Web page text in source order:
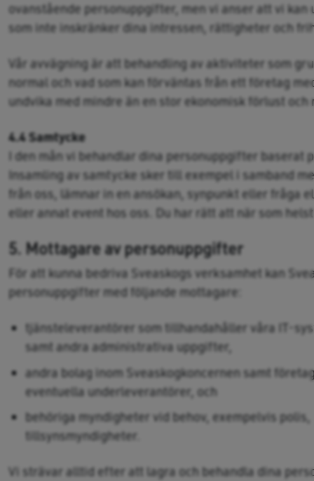
ovanstående personuppgifter, men vi anser att vi
som inte inskränker dina intressen, rättigheter och
Vår avvägning är att behandling av aktiviteter som
normal och vad som kan förväntas från ett företag
undvika med mindre än en stor ekonomisk förlust
4.4 Samtycke
I den mån vi behandlar dina personuppgifter baserat
Insamling av samtycke sker till exempel i samband
från oss, lämnar in en ansökan, synpunkt eller fråga
eller annat event hos oss. Du har rätt att när som
5. Mottagare av personuppgifter
För att kunna bedriva Sveaskogs verksamhet kan
personuppgifter med följande mottagare:
tjänsteleverantörer som tillhandahåller våra IT-
samt andra administrativa uppgifter,
andra bolag inom Sveaskogkoncernen samt
eventuella underleverantörer, och
behöriga myndigheter vid behov, exempelvis
tillsynsmyndigheter.
Vi strävar alltid efter att lagra och behandla dina